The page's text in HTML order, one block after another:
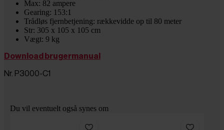
Max: 82 ampere
Gearing: 153:1
Trådløs fjernbetjening: rækkevidde op til 80 meter
Str: 305 x 105 x 105 cm
Vægt: 9 kg
Download brugermanual
Nr. P3000-C1
Du vil eventuelt også synes om